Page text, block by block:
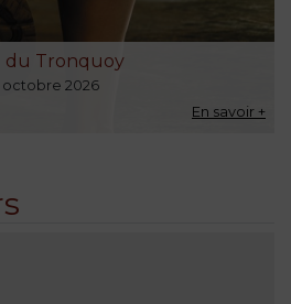
du Tronquoy
octobre 2026
En savoir +